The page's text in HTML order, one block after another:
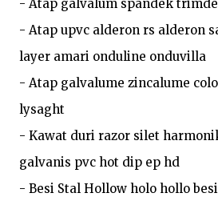
- Atap galvalum spandek
- Atap upvc alderon rs alderon
layer amari onduline onduvilla
- Atap galvalume zincalume
lysaght
- Kawat duri razor silet
galvanis pvc hot dip ep hd
- Besi Stal Hollow holo hollo